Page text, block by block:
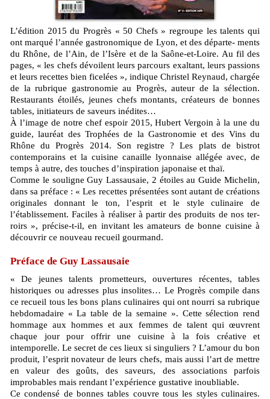
L’édition 2015 du Progrès « 50 Chefs » regroupe les talents qui
ont marqué l’année gastronomique de Lyon, et des départe- ments
du Rhône, de l’Ain, de l’Isère et de la Saône-et-Loire. Au fil des
pages, « les chefs dévoilent leurs parcours exaltant, leurs passions
et leurs recettes bien ficelées », indique Christel Reynaud, chargée
de la rubrique gastronomie au Progrès, auteur de la sélection.
Restaurants étoilés, jeunes chefs montants, créateurs de bonnes
tables, initiateurs de saveurs inédites…
À l’image de notre chef espoir 2015, Hubert Vergoin à la une du
guide, lauréat des Trophées de la Gastronomie et des Vins du
Rhône du Progrès 2014. Son registre ? Les plats de bistrot
contemporains et la cuisine canaille lyonnaise allégée avec, de
temps à autre, des touches d’inspiration japonaise et thaï.
Comme le souligne Guy Lassausaie, 2 étoiles au Guide Michelin,
dans sa préface : « Les recettes présentées sont autant de créations
originales donnant le ton, l’esprit et le style culinaire de
l’établissement. Faciles à réaliser à partir des produits de nos ter-
roirs », précise-t-il, en invitant les amateurs de bonne cuisine à
découvrir ce nouveau recueil gourmand.
Préface de Guy Lassausaie
« De jeunes talents prometteurs, ouvertures récentes, tables
historiques ou adresses plus insolites… Le Progrès compile dans
ce recueil tous les bons plans culinaires qui ont nourri sa rubrique
hebdomadaire « La table de la semaine ». Cette sélection rend
hommage aux hommes et aux femmes de talent qui œuvrent
chaque jour pour offrir une cuisine à la fois créative et
intemporelle. Le secret de ces lieux si singuliers ? L’amour du bon
produit, l’esprit novateur de leurs chefs, mais aussi l’art de mettre
en valeur des goûts, des saveurs, des associations parfois
improbables mais rendant l’expérience gustative inoubliable.
Ce condensé de bonnes tables couvre tous les styles culinaires.